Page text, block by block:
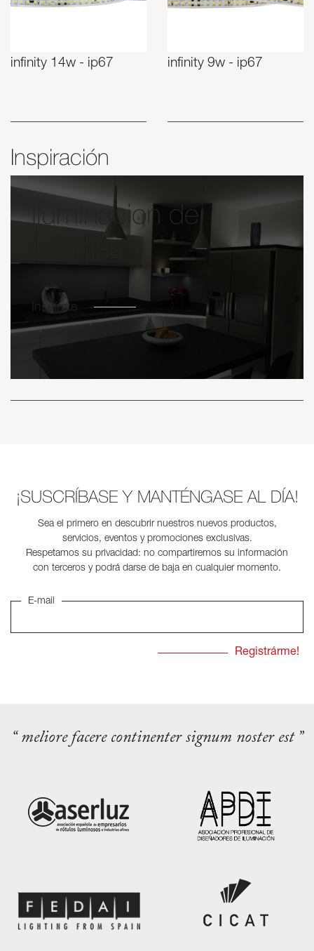
infinity 14w - ip67 infinity 9w - ip67
Inspiración
iluminacion de
cocinas
Inspírate
¡SUSCRÍBASE Y MANTÉNGASE AL DÍA!
Sea el primero en descubrir nuestros nuevos productos,
servicios, eventos y promociones exclusivas.
Respetamos su privacidad: no compartiremos su información
con terceros y podrá darse de baja en cualquier momento.
E-mail
“ meliore facere continenter signum noster est ”